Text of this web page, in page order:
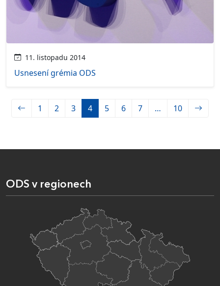
11. listopadu 2014
Usnesení grémia ODS
1 2 3 4 5 6 7 … 10
ODS v regionech